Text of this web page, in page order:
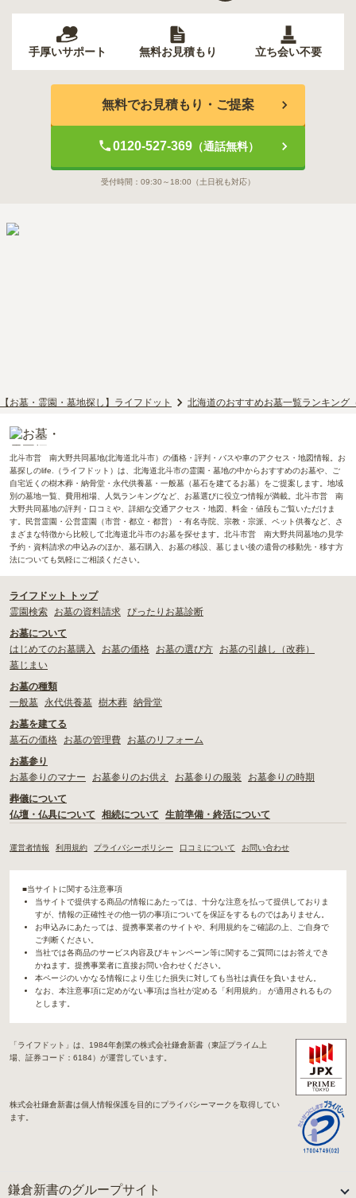
手厚いサポート 無料お見積もり 立ち会い不要
無料でお見積もり・ご提案
0120-527-369（通話無料）
受付時間： 09:30～18:00 （土日祝も対応）
【お墓・霊園・墓地探し】ライフドット 北海道のおすすめお墓一覧ランキング
北斗市営 南大野共同墓地(北海道北斗市）の価格・評判・バスや車のアクセス・地図情報。お
墓探しのlife.（ライフドット）は、北海道北斗市の霊園・墓地の中からおすすめのお墓や、ご
自宅近くの樹木葬・納骨堂・永代供養墓・一般墓（墓石を建てるお墓）をご提案します。地域
別の墓地一覧、費用相場、人気ランキングなど、お墓選びに役立つ情報が満載。北斗市営 南
大野共同墓地の評判・口コミや、詳細な交通アクセス・地図、料金・値段もご覧いただけま
す。民営霊園・公営霊園（市営・都立・都営）・有名寺院、宗教・宗派、ペット供養など、さ
まざまな特徴から比較して北海道北斗市のお墓を探せます。北斗市営 南大野共同墓地の見学
予約・資料請求の申込みのほか、墓石購入、お墓の移設、墓じまい後の遺骨の移動先・移す方
法についても気軽にご相談ください。
ライフドット トップ
霊園検索
お墓の資料請求 ぴったりお墓診断
お墓について
はじめてのお墓購入
お墓の価格 お墓の選び方
お墓の引越し（改葬）
墓じまい
お墓の種類
一般墓
永代供養墓 樹木葬 納骨堂
お墓を建てる
墓石の価格
お墓の管理費
お墓のリフォーム
お墓参り
お墓参りのマナー
お墓参りのお供え お墓参りの服装
お墓参りの時期
葬儀について
仏壇・仏具について
相続について 生前準備・終活について
運営者情報 利用規約 プライバシーポリシー 口コミについて お問い合わせ
■当サイトに関する注意事項
当サイトで提供する商品の情報にあたっては、十分な注意を払って提供しておりま
すが、情報の正確性その他一切の事項についてを保証をするものではありません。
お申込みにあたっては、提携事業者のサイトや、利用規約をご確認の上、ご自身で
ご判断ください。
当社では各商品のサービス内容及びキャンペーン等に関するご質問にはお答えでき
かねます。提携事業者に直接お問い合わせください。
本ページのいかなる情報により生じた損失に対しても当社は責任を負いません。
なお、本注意事項に定めがない事項は当社が定める「利用規約」 が適用されるもの
とします。
「ライフドット」は、1984年創業の株式会社鎌倉新書（東証プライム上
場、証券コード：6184）が運営しています。
株式会社鎌倉新書は個人情報保護を目的にプライバシーマークを取得してい
ます。
鎌倉新書のグループサイト